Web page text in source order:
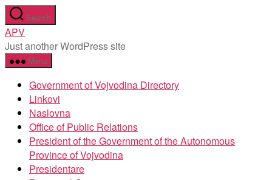
Skip
to
the
content
Search
APV
Just another WordPress site
Menu
Government of Vojvodina Directory
Linkovi
Naslovna
Office of Public Relations
President of the Government of the Autonomous
Province of Vojvodina
Presidentare